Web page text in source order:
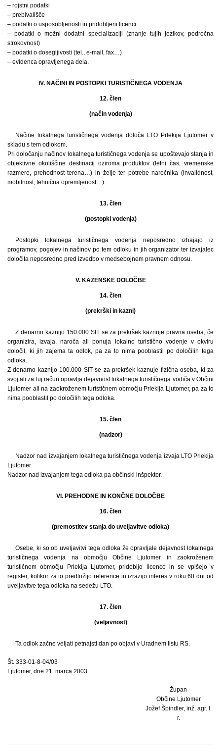
– rojstni podatki
– prebivališče
– podatki o usposobljenosti in pridobljeni licenci
– podatki o možni dodatni specializaciji (znanje tujih jezikov, področna
strokovnost)
– podatki o dosegljivosti (tel., e-mail, fax…)
– evidenca opravljenega dela.
IV. NAČINI IN POSTOPKI TURISTIČNEGA VODENJA
12. člen
(način vodenja)
Načine lokalnega turističnega vodenja določa LTO Prlekija Ljutomer v
skladu s tem odlokom.
Pri določanju načinov lokalnega turističnega vodenja se upoštevajo stanja in
objektivne okoliščine destinacij oziroma produktov (letni čas, vremenske
razmere, prehodnost terena…) in želje ter potrebe naročnika (invalidnost,
mobilnost, tehnična opremljenost…).
13. člen
(postopki vodenja)
Postopki lokalnega turističnega vodenja neposredno izhajajo iz
programov, pogojev in načinov po tem odloku in jih organizator ter izvajalec
določita neposredno pred izvedbo v medsebojnem pravnem odnosu.
V. KAZENSKE DOLOČBE
14. člen
(prekrški in kazni)
Z denarno kaznijo 150.000 SIT se za prekršek kaznuje pravna oseba, če
organizira, izvaja, naroča ali ponuja lokalno turistično vodenje v okviru
določil, ki jih zajema ta odlok, pa za to nima pooblastil po določilih tega
odloka.
Z denarno kaznijo 100.000 SIT se za prekršek kaznuje fizična oseba, ki za
svoj ali za tuj račun opravlja dejavnost lokalnega turističnega vodiča v Občini
Ljutomer ali na zaokroženem turističnem območju Prlekija Ljutomer, pa za to
nima pooblastil po določilih tega odloka.
15. člen
(nadzor)
Nadzor nad izvajanjem lokalnega turističnega vodenja izvaja LTO Prlekija
Ljutomer.
Nadzor nad izvajanjem tega odloka pa občinski inšpektor.
VI. PREHODNE IN KONČNE DOLOČBE
16. člen
(premostitev stanja do uveljavitve odloka)
Osebe, ki so ob uveljavitvi tega odloka že opravljale dejavnost lokalnega
turističnega vodenja na območju Občine Ljutomer in zaokroženem
turističnem območju Prlekija Ljutomer, pridobijo licenco in se vpišejo v
register, kolikor za to predložijo reference in izrazijo interes v roku 60 dni od
uveljavitve tega odloka na sedežu LTO.
17. člen
(veljavnost)
Ta odlok začne veljati petnajsti dan po objavi v Uradnem listu RS.
Št. 333-01-8-04/03
Ljutomer, dne 21. marca 2003.
Župan
Občine Ljutomer
Jožef Špindler, inž. agr. l.
r.